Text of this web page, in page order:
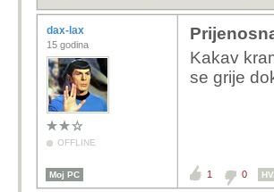
dax-lax
15 godina
OFFLINE
Kakav
se grije
Moj PC 1 0